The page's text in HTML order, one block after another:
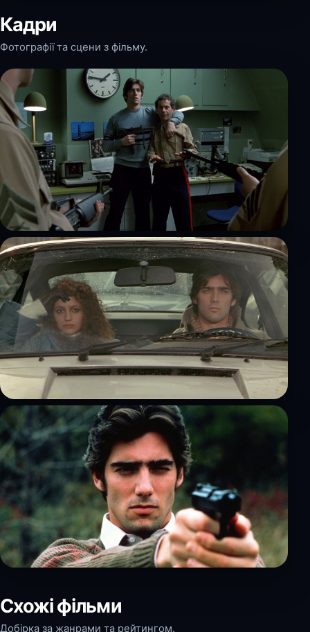
Кадри
Фотографії та сцени з фільму.
Схожі фільми
Добірка за жанрами та рейтингом.